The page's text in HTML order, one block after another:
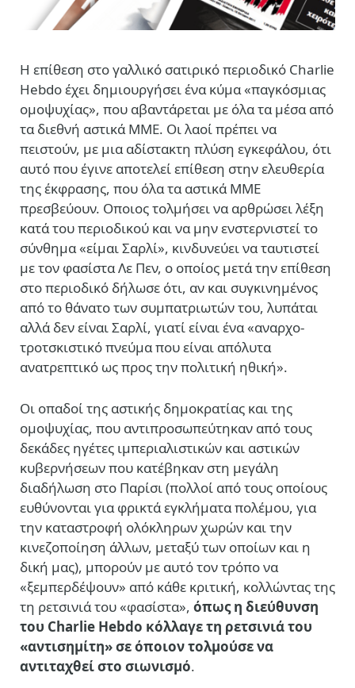
Η επίθεση στο γαλλικό σατιρικό περιοδικό Charlie
Hebdo έχει δημιουργήσει ένα κύμα «παγκόσμιας
ομοψυχίας», που αβαντάρεται με όλα τα μέσα από
τα διεθνή αστικά ΜΜΕ. Οι λαοί πρέπει να
πειστούν, με μια αδίστακτη πλύση εγκεφάλου, ότι
αυτό που έγινε αποτελεί επίθεση στην ελευθερία
της έκφρασης, που όλα τα αστικά ΜΜΕ
πρεσβεύουν. Οποιος τολμήσει να αρθρώσει λέξη
κατά του περιοδικού και να μην ενστερνιστεί το
σύνθημα «είμαι Σαρλί», κινδυνεύει να ταυτιστεί
με τον φασίστα Λε Πεν, ο οποίος μετά την επίθεση
στο περιοδικό δήλωσε ότι, αν και συγκινημένος
από το θάνατο των συμπατριωτών του, λυπάται
αλλά δεν είναι Σαρλί, γιατί είναι ένα «αναρχο-
τροτσκιστικό πνεύμα που είναι απόλυτα
ανατρεπτικό ως προς την πολιτική ηθική».
Οι οπαδοί της αστικής δημοκρατίας και της
ομοψυχίας, που αντιπροσωπεύτηκαν από τους
δεκάδες ηγέτες ιμπεριαλιστικών και αστικών
κυβερνήσεων που κατέβηκαν στη μεγάλη
διαδήλωση στο Παρίσι (πολλοί από τους οποίους
ευθύνονται για φρικτά εγκλήματα πολέμου, για
την καταστροφή ολόκληρων χωρών και την
κινεζοποίηση άλλων, μεταξύ των οποίων και η
δική μας), μπορούν με αυτό τον τρόπο να
«ξεμπερδέψουν» από κάθε κριτική, κολλώντας της
τη ρετσινιά του «φασίστα», όπως η διεύθυνση
του Charlie Hebdo κόλλαγε τη ρετσινιά του
«αντισημίτη» σε όποιον τολμούσε να
αντιταχθεί στο σιωνισμό.